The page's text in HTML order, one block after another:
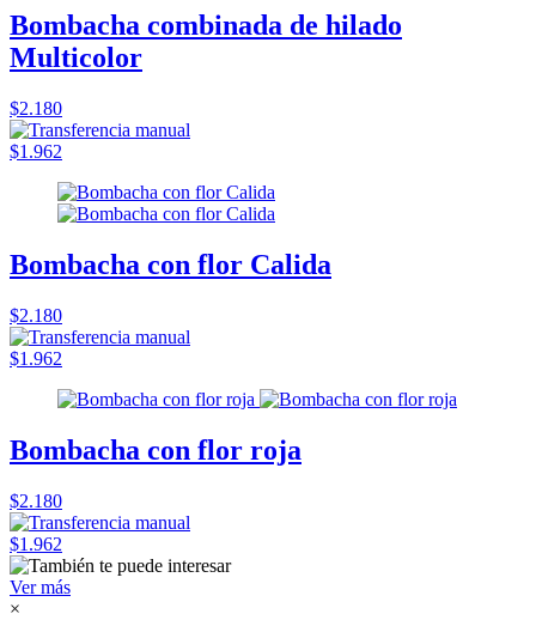
Bombacha combinada de hilado
Multicolor
$2.180
$1.962
Bombacha con flor Calida
$2.180
$1.962
Bombacha con flor roja
$2.180
$1.962
Ver más
×